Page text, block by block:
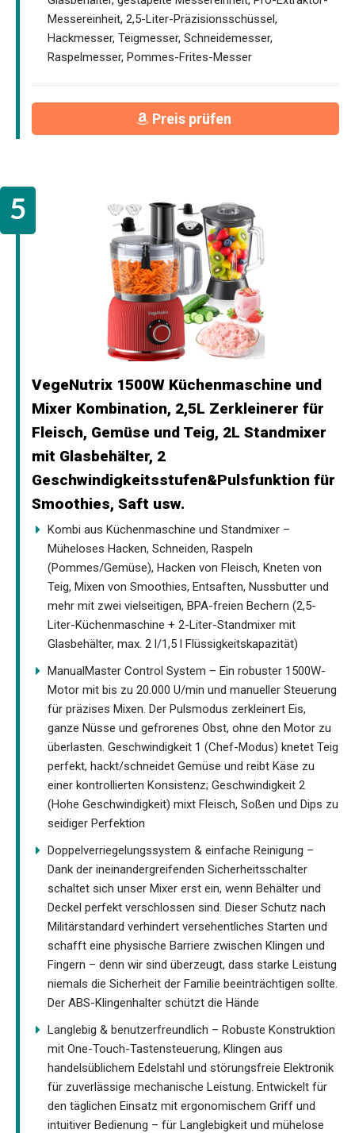
Messereinheit, 2,5-Liter-Präzisionsschüssel,
Hackmesser, Teigmesser, Schneidemesser,
Raspelmesser, Pommes-Frites-Messer
Preis prüfen
VegeNutrix 1500W Küchenmaschine und
Mixer Kombination, 2,5L Zerkleinerer für
Fleisch, Gemüse und Teig, 2L Standmixer
mit Glasbehälter, 2
Geschwindigkeitsstufen&Pulsfunktion für
Smoothies, Saft usw.
Kombi aus Küchenmaschine und Standmixer –
Müheloses Hacken, Schneiden, Raspeln
(Pommes/Gemüse), Hacken von Fleisch, Kneten von
Teig, Mixen von Smoothies, Entsaften, Nussbutter und
mehr mit zwei vielseitigen, BPA-freien Bechern (2,5-
Liter-Küchenmaschine + 2-Liter-Standmixer mit
Glasbehälter, max. 2 l/1,5 l Flüssigkeitskapazität)
ManualMaster Control System – Ein robuster 1500W-
Motor mit bis zu 20.000 U/min und manueller Steuerung
für präzises Mixen. Der Pulsmodus zerkleinert Eis,
ganze Nüsse und gefrorenes Obst, ohne den Motor zu
überlasten. Geschwindigkeit 1 (Chef-Modus) knetet Teig
perfekt, hackt/schneidet Gemüse und reibt Käse zu
einer kontrollierten Konsistenz; Geschwindigkeit 2
(Hohe Geschwindigkeit) mixt Fleisch, Soßen und Dips zu
seidiger Perfektion
Doppelverriegelungssystem & einfache Reinigung –
Dank der ineinandergreifenden Sicherheitsschalter
schaltet sich unser Mixer erst ein, wenn Behälter und
Deckel perfekt verschlossen sind. Dieser Schutz nach
Militärstandard verhindert versehentliches Starten und
schafft eine physische Barriere zwischen Klingen und
Fingern – denn wir sind überzeugt, dass starke Leistung
niemals die Sicherheit der Familie beeinträchtigen sollte.
Der ABS-Klingenhalter schützt die Hände
Langlebig & benutzerfreundlich – Robuste Konstruktion
mit One-Touch-Tastensteuerung, Klingen aus
handelsüblichem Edelstahl und störungsfreie Elektronik
für zuverlässige mechanische Leistung. Entwickelt für
den täglichen Einsatz mit ergonomischem Griff und
intuitiver Bedienung – für Langlebigkeit und mühelose